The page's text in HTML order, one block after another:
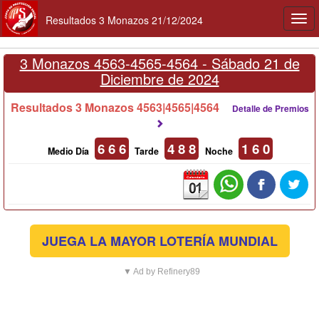
Resultados 3 Monazos 21/12/2024
3 Monazos 4563-4565-4564 - Sábado 21 de
Diciembre de 2024
Resultados 3 Monazos 4563|4565|4564 Detalle de Premios
Medio Día 6 6 6 Tarde 4 8 8 Noche 1 6 0
JUEGA LA MAYOR LOTERÍA MUNDIAL
▼ Ad by Refinery89